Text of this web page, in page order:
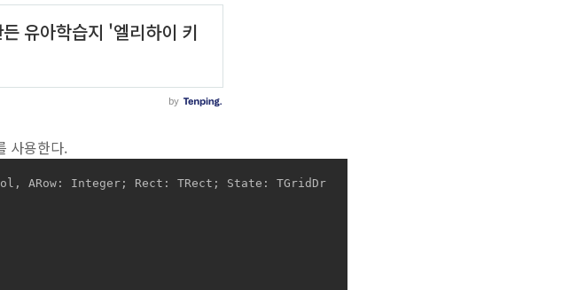
사용한다.
ARow: Integer; Rect: TRect; State: TGridDr